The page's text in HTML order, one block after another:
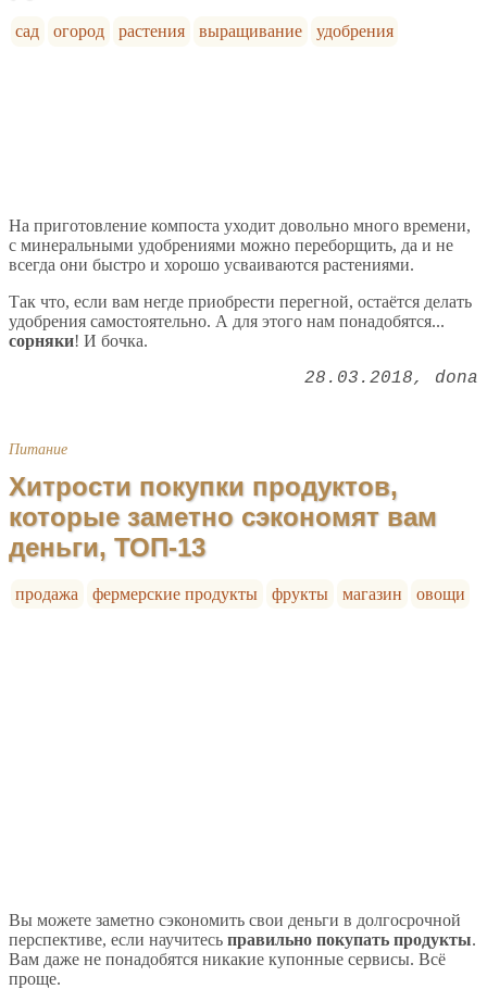
сад огород растения выращивание удобрения
На приготовление компоста уходит довольно много времени,
с минеральными удобрениями можно переборщить, да и не
всегда они быстро и хорошо усваиваются растениями.
Так что, если вам негде приобрести перегной, остаётся делать
удобрения самостоятельно. А для этого нам понадобятся...
сорняки! И бочка.
28.03.2018 dona
Питание
Хитрости покупки продуктов,
которые заметно сэкономят вам
деньги, ТОП-13
продажа фермерские продукты фрукты магазин овощи
Вы можете заметно сэкономить свои деньги в долгосрочной
перспективе, если научитесь правильно покупать продукты.
Вам даже не понадобятся никакие купонные сервисы. Всё
проще.